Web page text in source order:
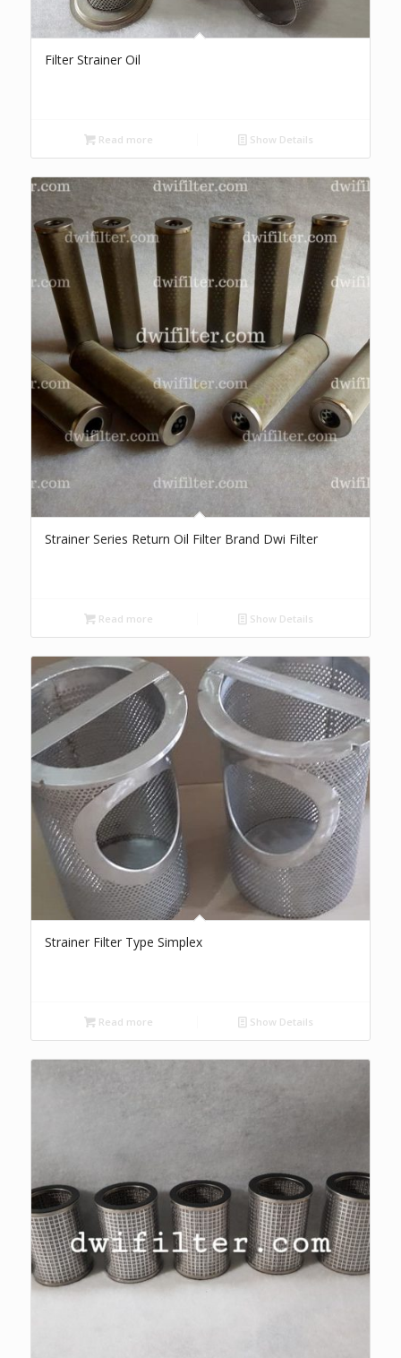
Filter Strainer Oil
Read more Show Details
Strainer Series Return Oil Filter Brand Dwi Filter
Read more Show Details
Strainer Filter Type Simplex
Read more Show Details